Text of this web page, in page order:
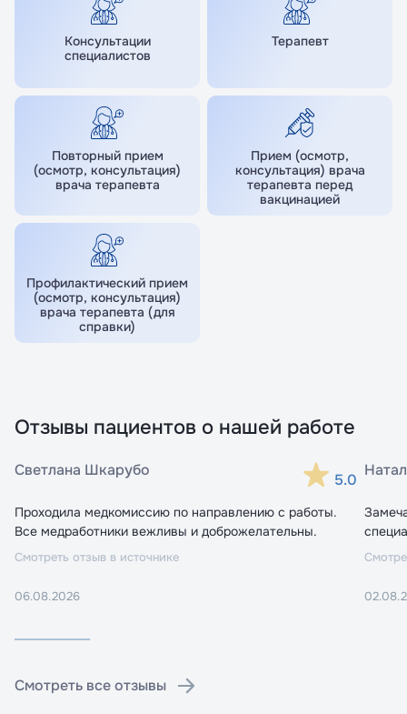
Консультации
специалистов
Терапевт
Повторный прием
(осмотр, консультация)
врача терапевта
Прием (осмотр,
консультация) врача
терапевта перед
вакцинацией
Профилактический прием
(осмотр, консультация)
врача терапевта (для
справки)
Отзывы пациентов о нашей работе
Светлана Шкарубо
5.0
Проходила медкомиссию по направлению с работы.
Все медработники вежливы и доброжелательны.
Смотреть отзыв в источнике
06.08.2026
Смотреть все отзывы
конфиденциальности
Перейти в личный кабинет
конфиденциальности